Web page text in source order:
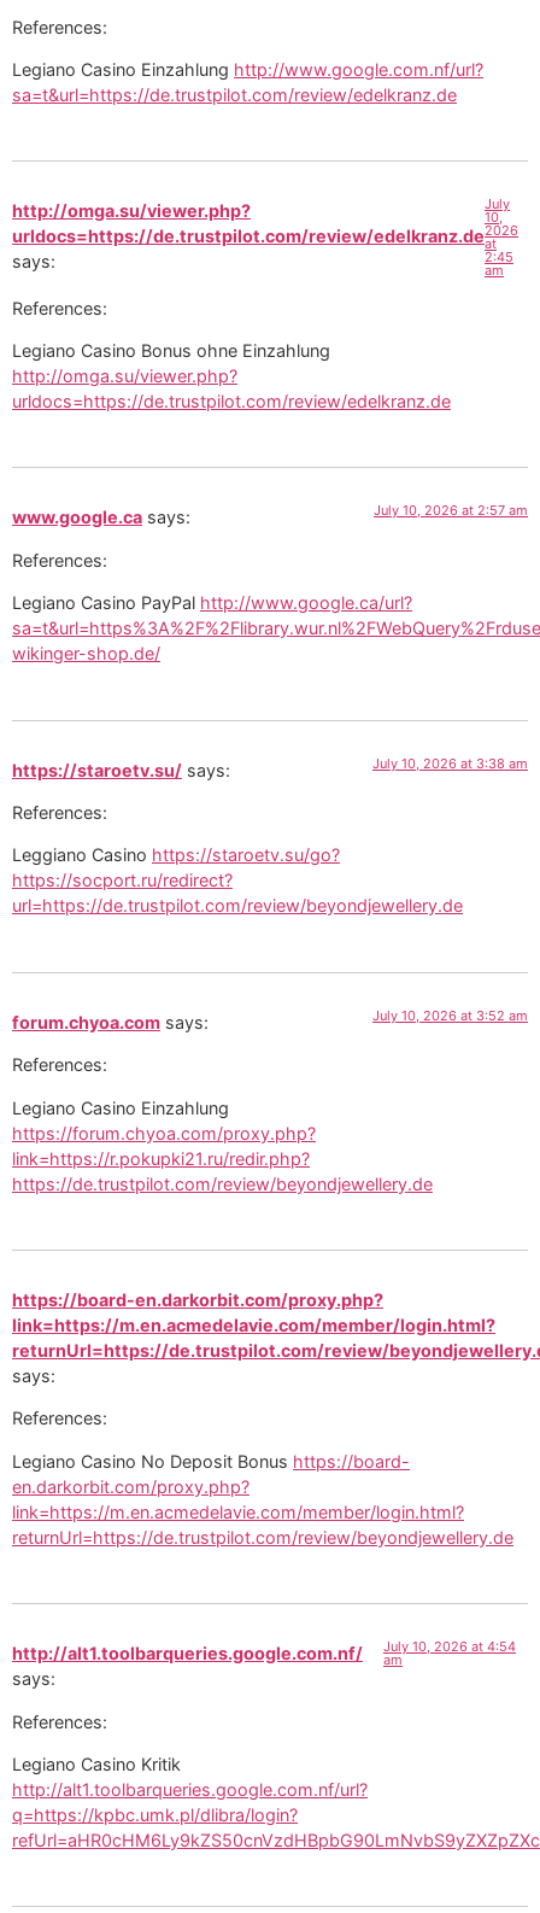
References:
Legiano Casino Einzahlung http://www.google.com.nf/url?
sa=t&url=https://de.trustpilot.com/review/edelkranz.de
http://omga.su/viewer.php?
urldocs=https://de.trustpilot.com/review/edelkranz.de
says:
July
10,
2026
at
2:45
am
References:
Legiano Casino Bonus ohne Einzahlung
http://omga.su/viewer.php?
urldocs=https://de.trustpilot.com/review/edelkranz.de
www.google.ca says: July 10, 2026 at 2:57 am
References:
Legiano Casino PayPal http://www.google.ca/url?
wikinger-shop.de/
https://staroetv.su/ says: July 10, 2026 at 3:38 am
References:
Leggiano Casino https://staroetv.su/go?
https://socport.ru/redirect?
url=https://de.trustpilot.com/review/beyondjewellery.de
forum.chyoa.com says: July 10, 2026 at 3:52 am
References:
Legiano Casino Einzahlung
https://forum.chyoa.com/proxy.php?
link=https://r.pokupki21.ru/redir.php?
https://de.trustpilot.com/review/beyondjewellery.de
https://board-en.darkorbit.com/proxy.php?
link=https://m.en.acmedelavie.com/member/login.html?
returnUrl=https://de.trustpilot.com/review/
says:
References:
Legiano Casino No Deposit Bonus https://board-
en.darkorbit.com/proxy.php?
link=https://m.en.acmedelavie.com/member/login.html?
returnUrl=https://de.trustpilot.com/review/beyondjewellery.de
http://alt1.toolbarqueries.google.com.nf/
says:
July 10, 2026 at 4:54
am
References:
Legiano Casino Kritik
http://alt1.toolbarqueries.google.com.nf/url?
q=https://kpbc.umk.pl/dlibra/login?